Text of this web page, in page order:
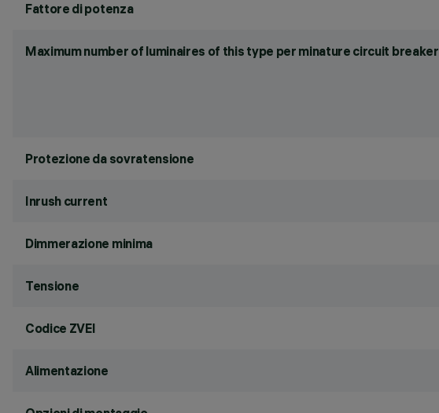
Fattore di potenza
Maximum number of luminaires of this type per minature circuit breaker
Protezione da sovratensione
Inrush current
Dimmerazione minima
Tensione
Codice ZVEI
Alimentazione